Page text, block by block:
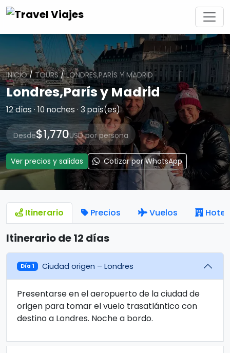
INICIO/ TOURS/LONDRES,PARÍS Y MADRID
Londres,París y Madrid
12 días · 10 noches · 3 país(es)
Desde$1,770USD por persona
Ver precios y salidas Cotizar por WhatsApp
Itinerario Precios Vuelos
Itinerario de 12 días
Día 1 Ciudad origen – Londres
Presentarse en el aeropuerto de la ciudad de
origen para tomar el vuelo trasatlántico con
destino a Londres. Noche a bordo.